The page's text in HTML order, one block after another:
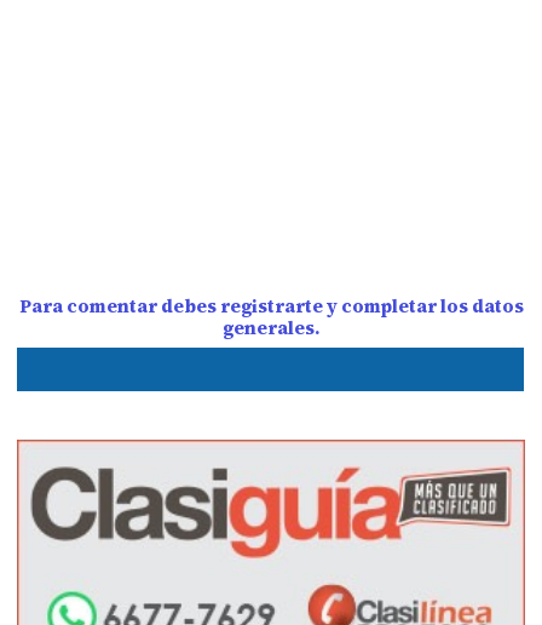
Para comentar debes registrarte y completar los datos
generales.